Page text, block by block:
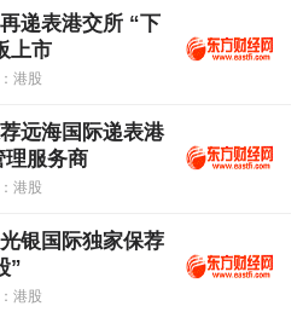
递表港交所 “下
上市
港股
远海国际递表港
理服务商
港股
银国际独家保荐
”
港股